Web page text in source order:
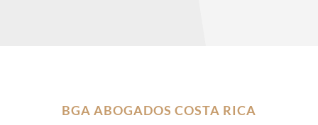
BGA ABOGADOS COSTA RICA